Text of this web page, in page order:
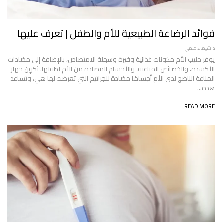
فوائد الرضاعة الطبيعية للأم والطفل | تعرف عليها
د.شيماء حلمي
يوفر حليب الأم مكونات غذائية وفيرة وسهلة الامتصاص، بالإضافة إلى مضادات
الأكسدة، والخصائص المناعية، والأجسام المضادة من الأم لطفلها. يُكوِن جهاز
المناعة الناضج لدى الأم أجسامًا مضادة للجراثيم التي تعرضت لها هي، وتساعد
هذه…
READ MORE...